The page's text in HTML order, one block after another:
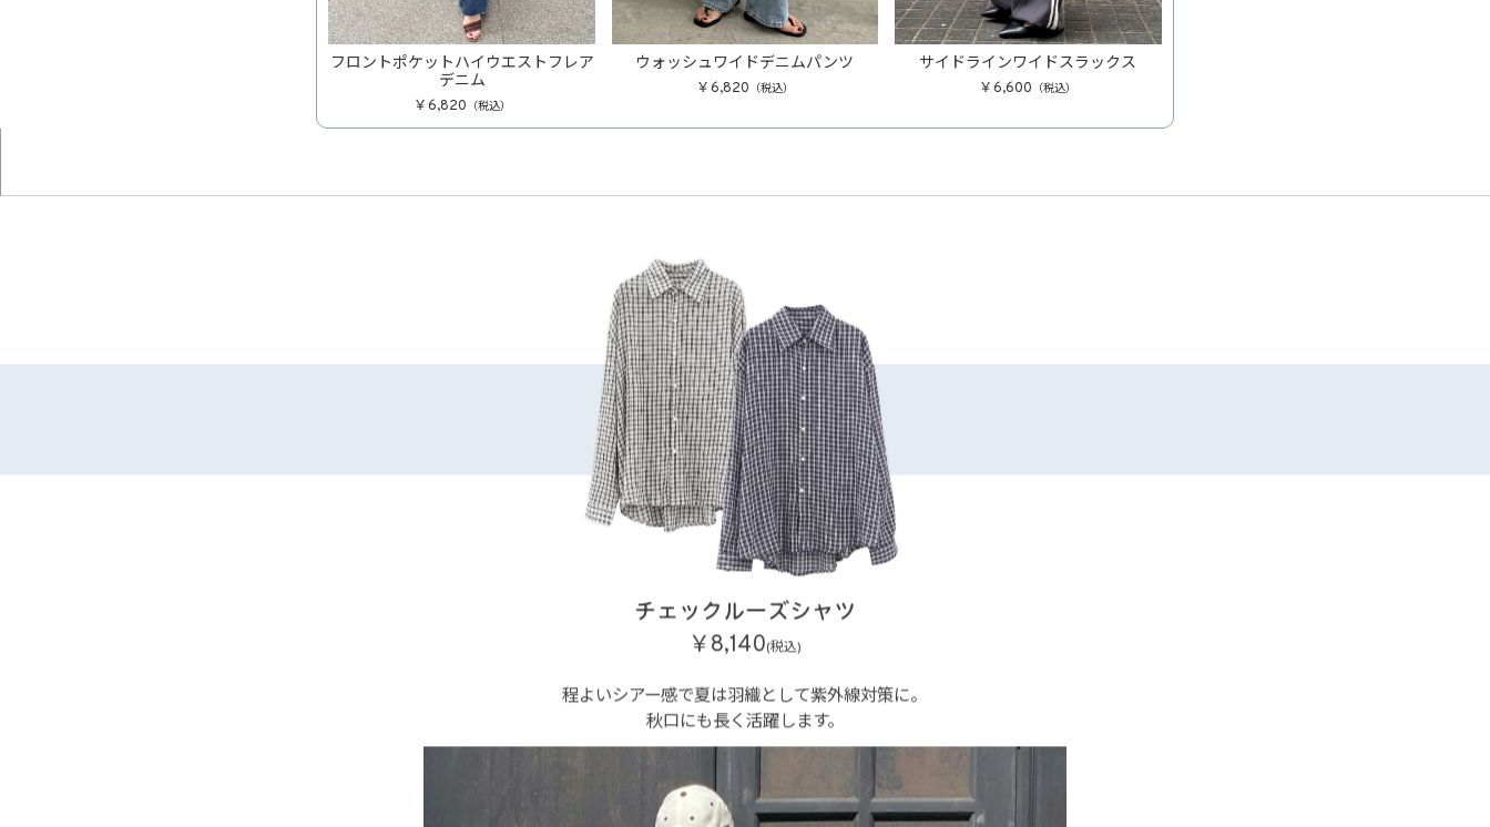
フロントポケットハイウエストフレア
デニム
￥6,820 （税込）
ウォッシュワイドデニムパンツ
￥6,820 （税込）
サイドラインワイドスラックス
￥6,600 （税込）
チェックルーズシャツ
￥8,140(税込)
程よいシアー感で夏は羽織として紫外線対策に。
秋口にも長く活躍します。